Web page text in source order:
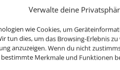
Verwalte deine
wie Cookies, um
tun dies, um das Browsing-Erlebnis
anzuzeigen. Wenn du nicht
Merkmale und Funktionen
zu deinem passenden